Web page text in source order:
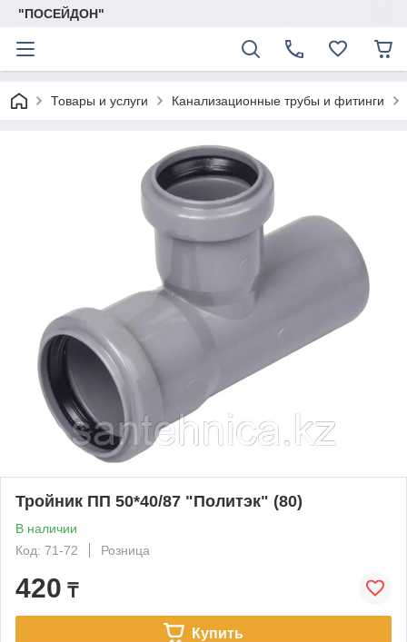
"ПОСЕЙДОН"
Товары и услуги Канализационные трубы и фитинги
Тройник ПП 50*40/87 "Политэк" (80)
В наличии
Код: 71-72
Розница
420 ₸
Купить